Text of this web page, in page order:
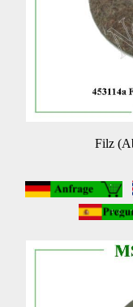
Filz